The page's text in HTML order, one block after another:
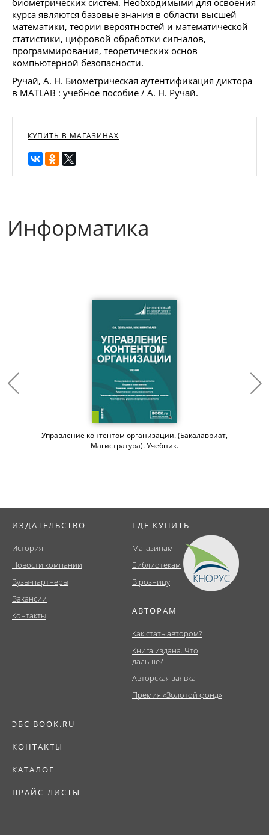
биометрических систем. Необходимыми для освоения
курса являются базовые знания в области высшей
математики, теории вероятностей и математической
статистики, цифровой обработки сигналов,
программирования, теоретических основ
компьютерной безопасности.
Ручай, А. Н. Биометрическая аутентификация диктора
в MATLAB : учебное пособие / А. Н. Ручай.
КУПИТЬ В МАГАЗИНАХ
Информатика
Управление контентом организации. (Бакалавриат,
Магистратура). Учебник.
ИЗДАТЕЛЬСТВО
История
Новости компании
Вузы-партнеры
Вакансии
Контакты
ГДЕ КУПИТЬ
Магазинам
Библиотекам
В розницу
АВТОРАМ
Как стать автором?
Книга издана. Что
дальше?
Авторская заявка
Премия «Золотой фонд»
ЭБС BOOK.RU
КОНТАКТЫ
КАТАЛОГ
ПРАЙС-ЛИСТЫ